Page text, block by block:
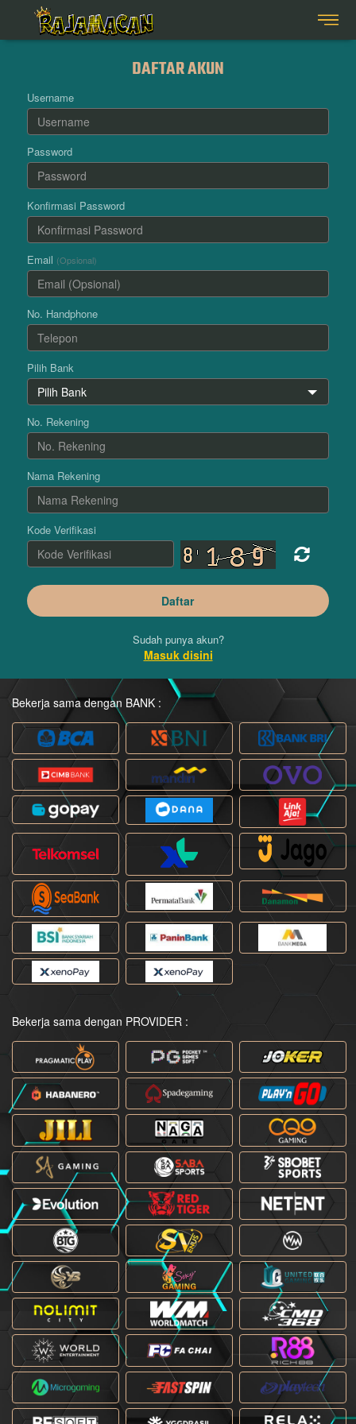
DAFTAR AKUN
Username
Password
Konfirmasi Password
Email (Opsional)
No. Handphone
Pilih Bank
No. Rekening
Nama Rekening
Kode Verifikasi
Sudah punya akun?
Masuk disini
Bekerja sama dengan BANK :
Bekerja sama dengan PROVIDER :